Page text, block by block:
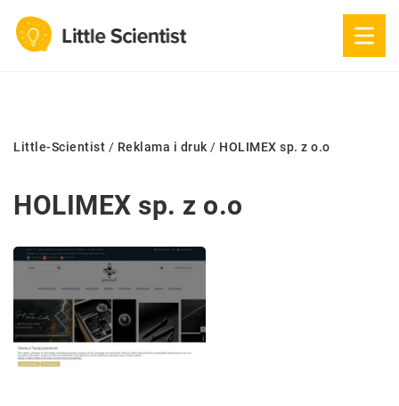
Little-Scientist / Reklama i druk / HOLIMEX sp. z o.o
HOLIMEX sp. z o.o